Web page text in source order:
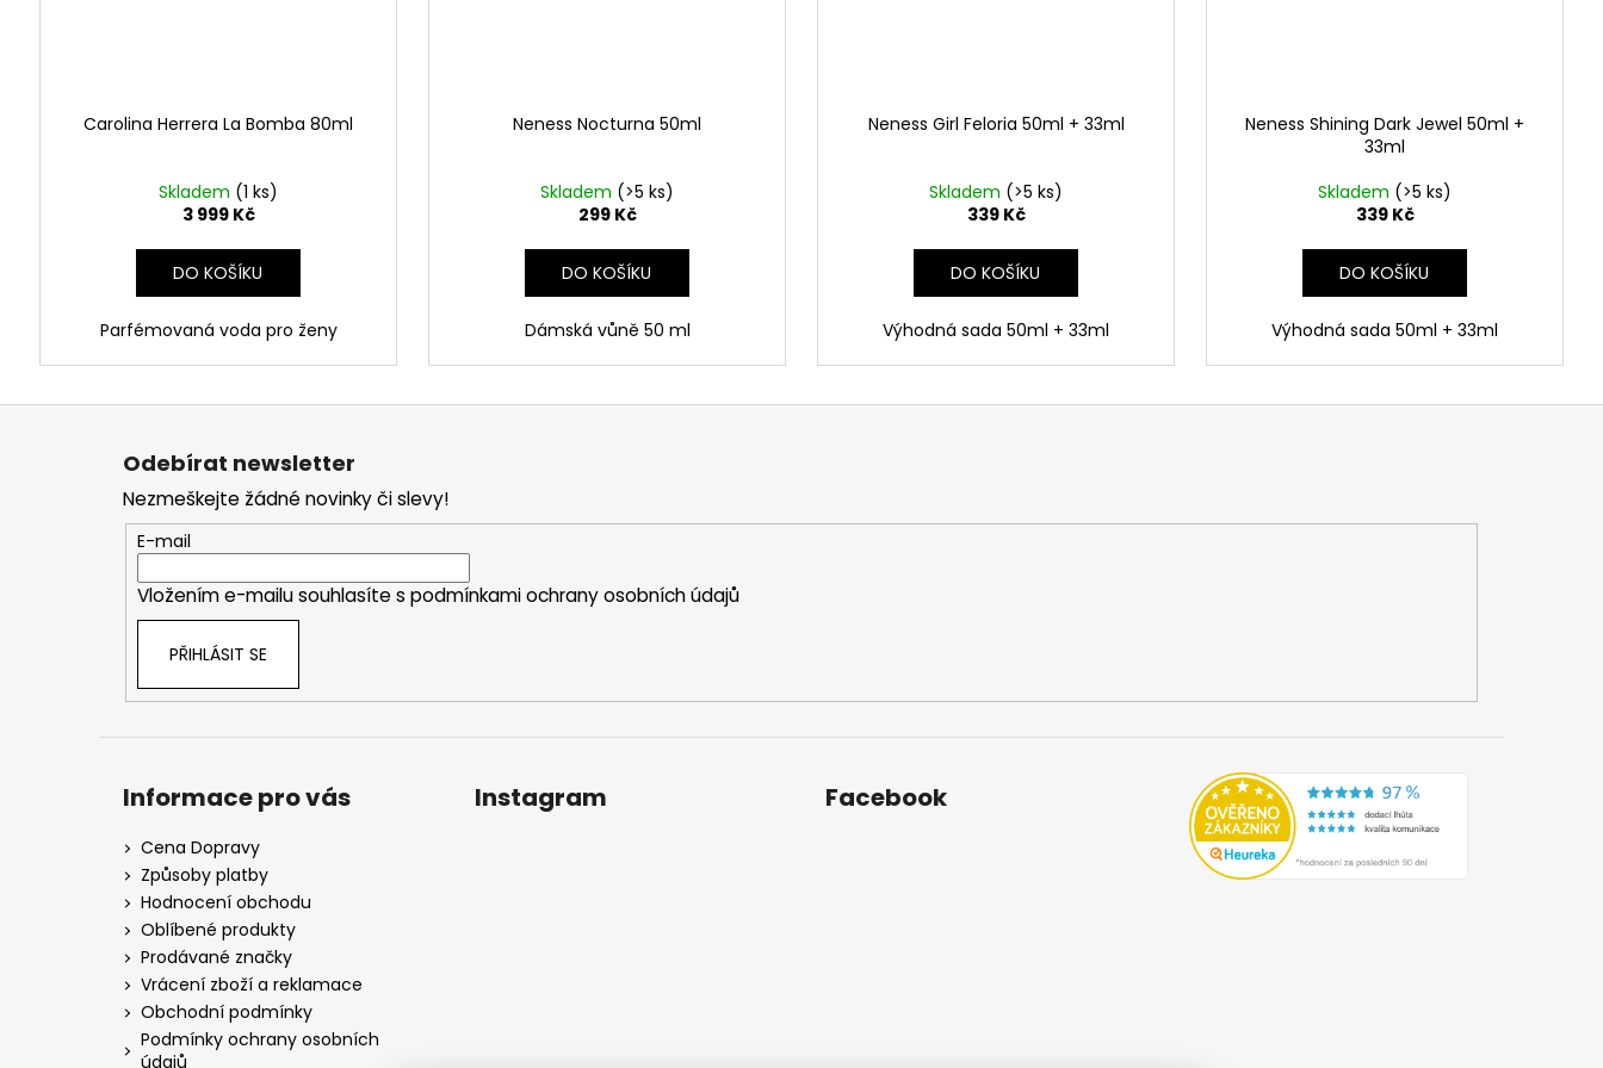
Carolina Herrera La Bomba 80ml
Skladem (1 ks)
3 999 Kč
DO KOŠÍKU
Parfémovaná voda pro ženy
Neness Nocturna 50ml
Skladem (>5 ks)
299 Kč
DO KOŠÍKU
Dámská vůně 50 ml
Neness Girl Feloria 50ml + 33ml
Skladem (>5 ks)
339 Kč
DO KOŠÍKU
Výhodná sada 50ml + 33ml
Neness Shining Dark Jewel 50ml +
33ml
Skladem (>5 ks)
339 Kč
DO KOŠÍKU
Výhodná sada 50ml + 33ml
Z
Odebírat newsletter
Nezmeškejte žádné novinky či slevy!
E-mail
Vložením e-mailu souhlasíte s podmínkami ochrany osobních údajů
PŘIHLÁSIT SE
Informace pro vás
Cena Dopravy
Způsoby platby
Hodnocení obchodu
Oblíbené produkty
Prodávané značky
Vrácení zboží a reklamace
Obchodní podmínky
Podmínky ochrany osobních
údajů
Instagram Facebook